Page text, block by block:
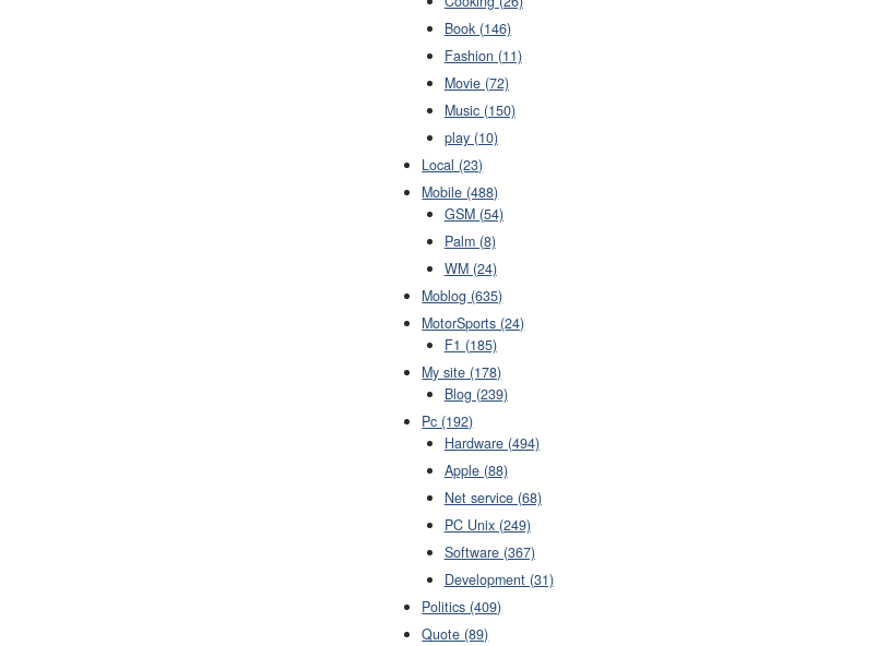
Book (146)
Fashion (11)
Movie (72)
Music (150)
play (10)
Local (23)
Mobile (488)
GSM (54)
Palm (8)
WM (24)
Moblog (635)
MotorSports (24)
F1 (185)
My site (178)
Blog (239)
Pc (192)
Hardware (494)
Apple (88)
Net service (68)
PC Unix (249)
Software (367)
Development (31)
Politics (409)
Quote (89)